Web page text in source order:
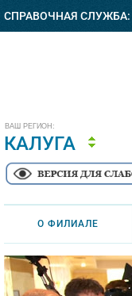
СПРАВОЧНАЯ СЛУЖБА:
ВАШ РЕГИОН:
КАЛУГА
О ФИЛИАЛЕ